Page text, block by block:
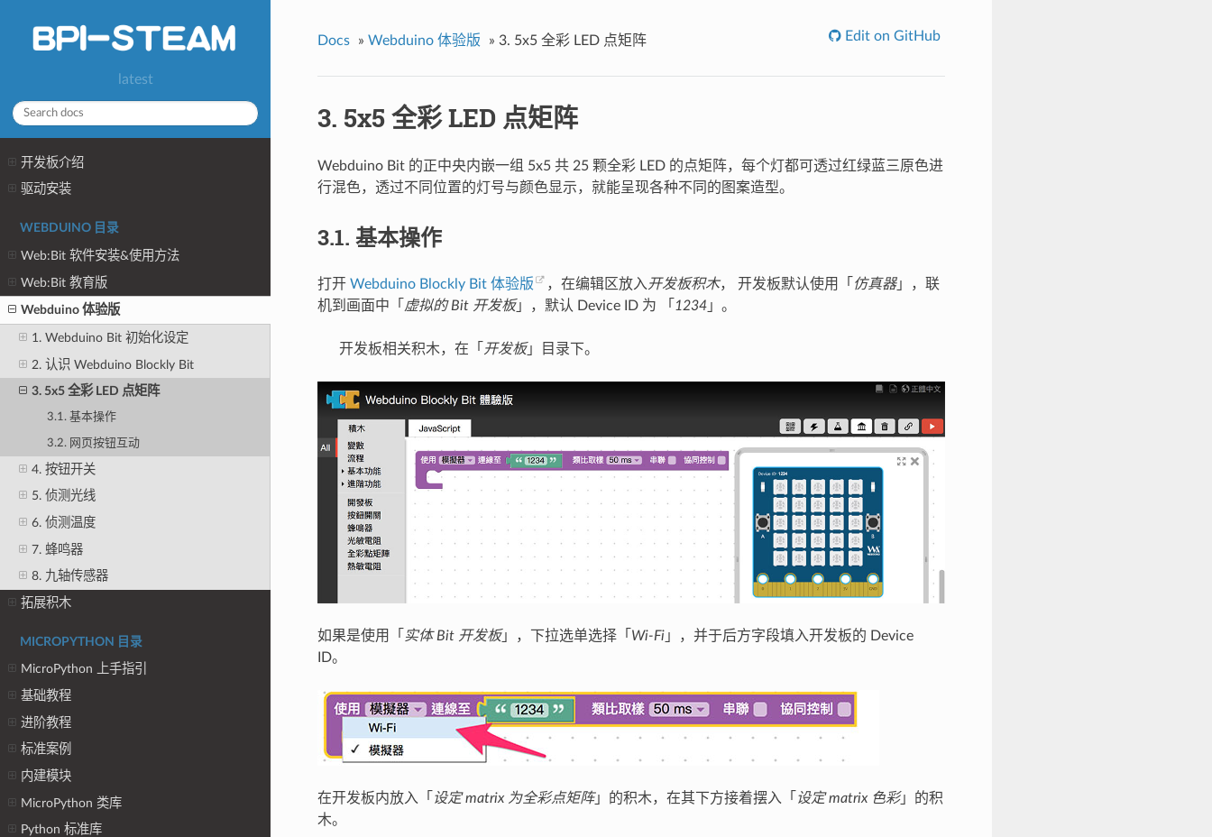
latest
开发板介绍
驱动安装
WEBDUINO 目录
Web:Bit 软件安装&使用方法
Web:Bit 教育版
Webduino 体验版
1. Webduino Bit 初始化设定
2. 认识 Webduino Blockly Bit
3. 5x5 全彩 LED 点矩阵
3.1. 基本操作
3.2. 网页按钮互动
4. 按钮开关
5. 侦测光线
6. 侦测温度
7. 蜂鸣器
8. 九轴传感器
拓展积木
MICROPYTHON 目录
MicroPython 上手指引
基础教程
进阶教程
标准案例
内建模块
MicroPython 类库
Python 标准库
Docs » Webduino 体验版 » 3. 5x5 全彩 LED 点矩阵 Edit on GitHub
3. 5x5 全彩 LED 点矩阵
Webduino Bit 的正中央内嵌一组 5x5 共 25 颗全彩 LED 的点矩阵，每个灯都可透过红绿蓝三原色进
行混色，透过不同位置的灯号与颜色显示，就能呈现各种不同的图案造型。
3.1. 基本操作
打开 Webduino Blockly Bit 体验版 ，在编辑区放入开发板积木， 开发板默认使用「 仿真器」，联
机到画面中「 虚拟的 Bit 开发板」，默认 Device ID 为 「 1234」。
开发板相关积木，在「 开发板」目录下。
如果是使用「 实体 Bit 开发板」，下拉选单选择「 Wi-Fi」，并于后方字段填入开发板的 Device
ID。
在开发板内放入「 设定 matrix 为全彩点矩阵」的积木，在其下方接着摆入「 设定 matrix 色彩」的积
木。